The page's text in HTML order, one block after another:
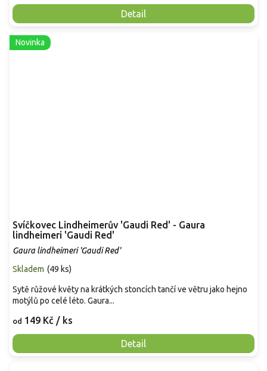
Detail
Novinka
Svíčkovec Lindheimerův 'Gaudi Red' - Gaura
lindheimeri 'Gaudi Red'
Gaura lindheimeri 'Gaudi Red'
Skladem (49 ks)
od 149 Kč / ks
Detail
Sytě růžové květy na krátkých stoncích tančí ve větru jako hejno
motýlů po celé léto. Gaura...